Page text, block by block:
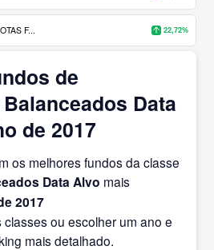
F... 22,72%
de
Data
de 2017
os melhores fundos da classe
Data Alvo mais
2017
ou escolher um ano e
mais detalhado.